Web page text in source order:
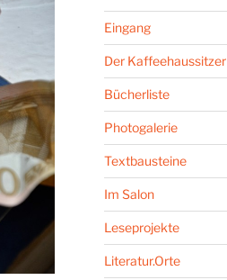
Eingang
Der Kaffeehaussitzer
Bücherliste
Photogalerie
Textbausteine
Im Salon
Leseprojekte
Literatur.Orte